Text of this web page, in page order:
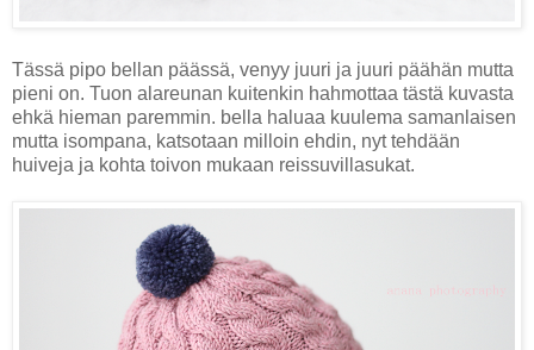
Tässä pipo bellan päässä, venyy juuri ja juuri päähän mutta
pieni on. Tuon alareunan kuitenkin hahmottaa tästä kuvasta
ehkä hieman paremmin. bella haluaa kuulema samanlaisen
mutta isompana, katsotaan milloin ehdin, nyt tehdään
huiveja ja kohta toivon mukaan reissuvillasukat.